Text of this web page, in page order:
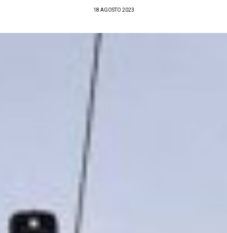
18 AGOSTO 2023